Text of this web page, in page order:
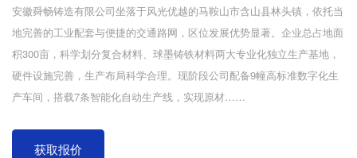
安徽舜畅铸造有限公司坐落于风光优越的马鞍山市含山县林头镇，依托当
地完善的工业配套与便捷的交通路网，区位发展优势显著。企业总占地面
积300亩，科学划分复合材料、球墨铸铁材料两大专业化独立生产基地，
硬件设施完善，生产布局科学合理。现阶段公司配备9幢高标准数字化生
产车间，搭载7条智能化自动生产线，实现原材……
获取报价